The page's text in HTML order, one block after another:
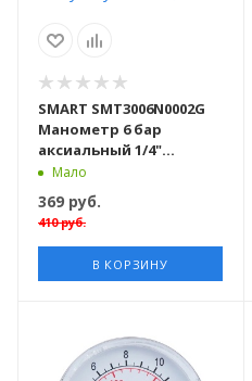
SMART SMT3006N0002G
Манометр 6 бар
аксиальный 1/4"
наружняя резьба, 50
штук в упаковке, axial
Мало
369 руб.
410руб.
В КОРЗИНУ